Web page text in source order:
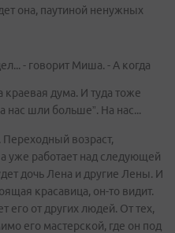
она, паутиной ненужных
- говорит Миша. - А когда
краевая дума. И туда тоже
нас шли больше”. На нас...
возраст,
уже работает над следующей
дочь Лена и другие Лены. И
красавица, он-то видит.
его от других людей. От тех,
его мастерской, где он под